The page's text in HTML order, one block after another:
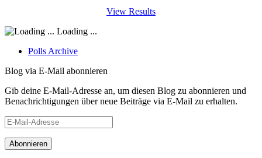
View Results
Loading ...
Polls Archive
Blog via E-Mail abonnieren
Gib deine E-Mail-Adresse an, um diesen Blog zu abonnieren und
Benachrichtigungen über neue Beiträge via E-Mail zu erhalten.
E-
Mail-
Adresse